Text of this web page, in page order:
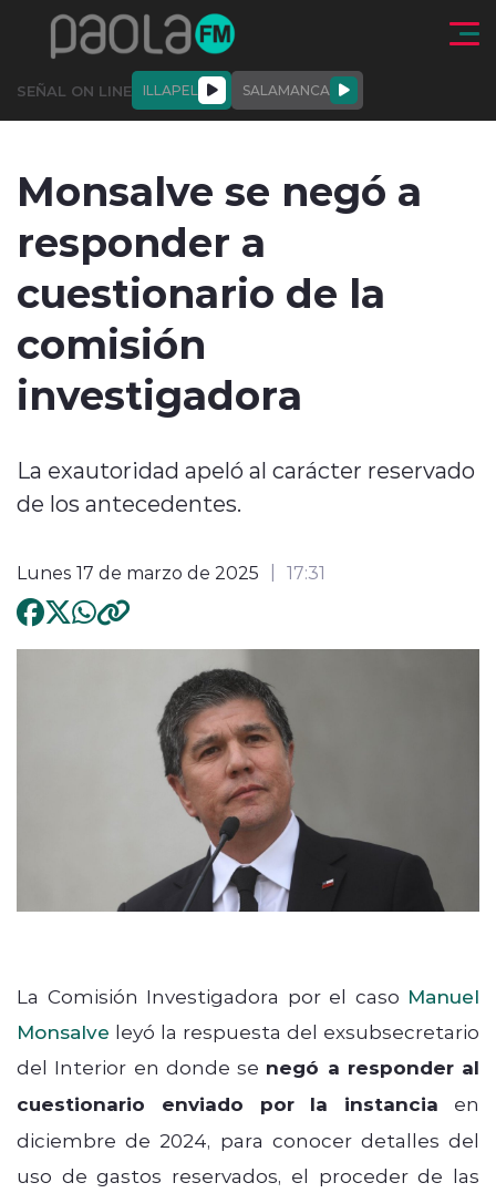
Click acá para ir directamente al contenido
SEÑAL ON LINE ILLAPEL SALAMANCA
modo claro
Monsalve se negó a
responder a
cuestionario de la
comisión
investigadora
La exautoridad apeló al carácter reservado
de los antecedentes.
Lunes 17 de marzo de 2025 17:31
La Comisión Investigadora por el caso Manuel
Monsalve leyó la respuesta del exsubsecretario
del Interior en donde se negó a responder al
cuestionario enviado por la instancia en
diciembre de 2024, para conocer detalles del
uso de gastos reservados, el proceder de las